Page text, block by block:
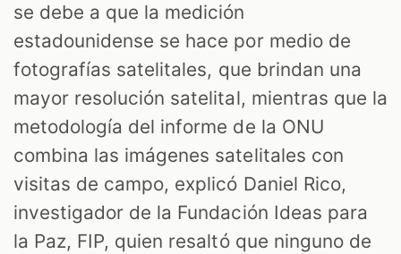
se debe a que la medición
estadounidense se hace por medio de
fotografías satelitales, que brindan una
mayor resolución satelital, mientras que la
metodología del informe de la ONU
combina las imágenes satelitales con
visitas de campo, explicó Daniel Rico,
investigador de la Fundación Ideas para
la Paz, FIP, quien resaltó que ninguno de